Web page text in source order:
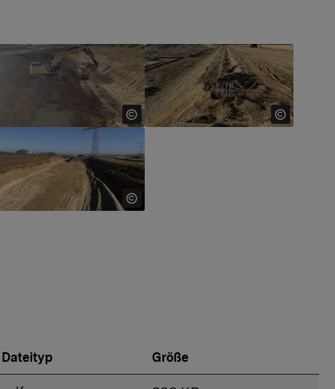
larger version for:Show larger version for:
larger version for:
Dateityp Größe